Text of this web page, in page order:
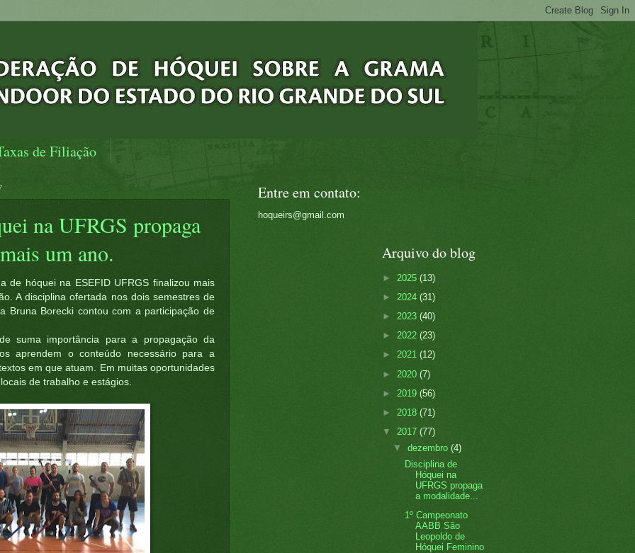
de Filiação
na UFRGS propaga
um ano.
de hóquei na ESEFID UFRGS finalizou mais
A disciplina ofertada nos dois semestres de
Bruna Borecki contou com a participação de
suma importância para a propagação da
aprendem o conteúdo necessário para a
em que atuam. Em muitas oportunidades
de trabalho e estágios.
Entre em contato:
hoqueirs@gmail.com
Arquivo do blog
► 2025 (13)
► 2024 (31)
► 2023 (40)
► 2022 (23)
► 2021 (12)
► 2020 (7)
► 2019 (56)
► 2018 (71)
▼ 2017 (77)
▼dezembro(4)
Disciplina de
Hóquei na
UFRGS propaga
a modalidade...
1º Campeonato
AABB São
Leopoldo de
Hóquei Feminino